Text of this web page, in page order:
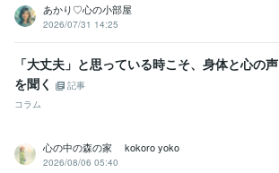
あかり♡心の小部屋
2026/07/31 14:25
「大丈夫」と思っている時こそ、身体と心の声
を聞く
記事
コラム
心の中の森の家 kokoro yoko
2026/08/06 05:40